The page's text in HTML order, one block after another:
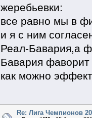
жеребьевки:
все равно мы в
и я с ним
Реал-Бавария,а
Бавария фаворит
как можно
Re: Лига Чемпионов